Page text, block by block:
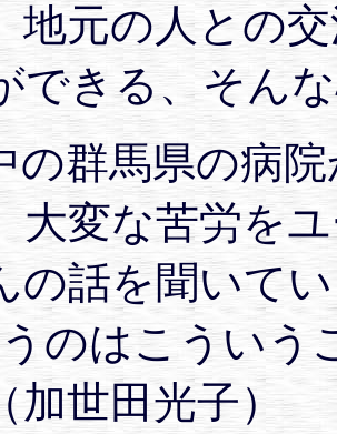
地元の人との
できる、そん
群馬県の病
大変な苦労を
の話を聞いて
のはこういう
加世田光子）